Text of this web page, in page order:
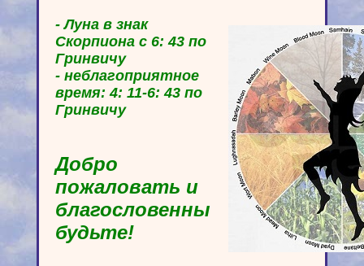
- Луна в знак
Скорпиона с 6: 43 по
Гринвичу
- неблагоприятное
время: 4: 11-6: 43 по
Гринвичу
Добро
пожаловать и
благословенны
будьте!